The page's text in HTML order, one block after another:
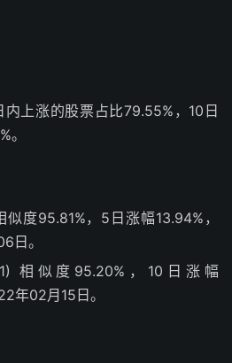
上涨的股票占比79.55%，10日
。
度95.81%，5日涨幅13.94%，
日。
相似度95.20%，10日涨幅
年02月15日。